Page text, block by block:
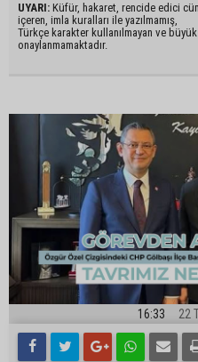
UYARI: Küfür, hakaret, rencide edici
içeren, imla kuralları ile yazılmamış,
Türkçe karakter kullanılmayan ve
onaylanmamaktadır.
16:33 22